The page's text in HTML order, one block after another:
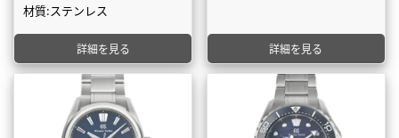
材質:ステンレス
詳細を見る 詳細を見る